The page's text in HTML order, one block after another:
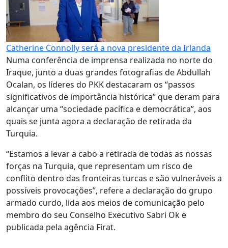
Catherine Connolly será a nova presidente da Irlanda
Numa conferência de imprensa realizada no norte do
Iraque, junto a duas grandes fotografias de Abdullah
Ocalan, os líderes do PKK destacaram os “passos
significativos de importância histórica” que deram para
alcançar uma “sociedade pacífica e democrática”, aos
quais se junta agora a declaração de retirada da
Turquia.
“Estamos a levar a cabo a retirada de todas as nossas
forças na Turquia, que representam um risco de
conflito dentro das fronteiras turcas e são vulneráveis a
possíveis provocações”, refere a declaração do grupo
armado curdo, lida aos meios de comunicação pelo
membro do seu Conselho Executivo Sabri Ok e
publicada pela agência Firat.